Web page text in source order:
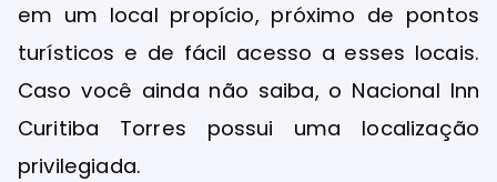
em um local propício, próximo de pontos
turísticos e de fácil acesso a esses locais.
Caso você ainda não saiba, o Nacional Inn
Curitiba Torres possui uma localização
privilegiada.